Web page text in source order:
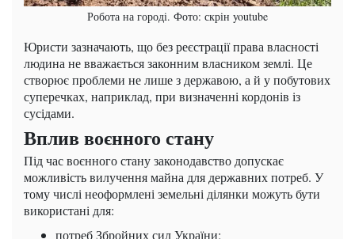
Робота на городі. Фото: скрін youtube
Юристи зазначають, що без реєстрації права власності
людина не вважається законним власником землі. Це
створює проблеми не лише з державою, а й у побутових
суперечках, наприклад, при визначенні кордонів із
сусідами.
Вплив воєнного стану
Під час воєнного стану законодавство допускає
можливість вилучення майна для державних потреб. У
тому числі неоформлені земельні ділянки можуть бути
використані для:
потреб Збройних сил України;